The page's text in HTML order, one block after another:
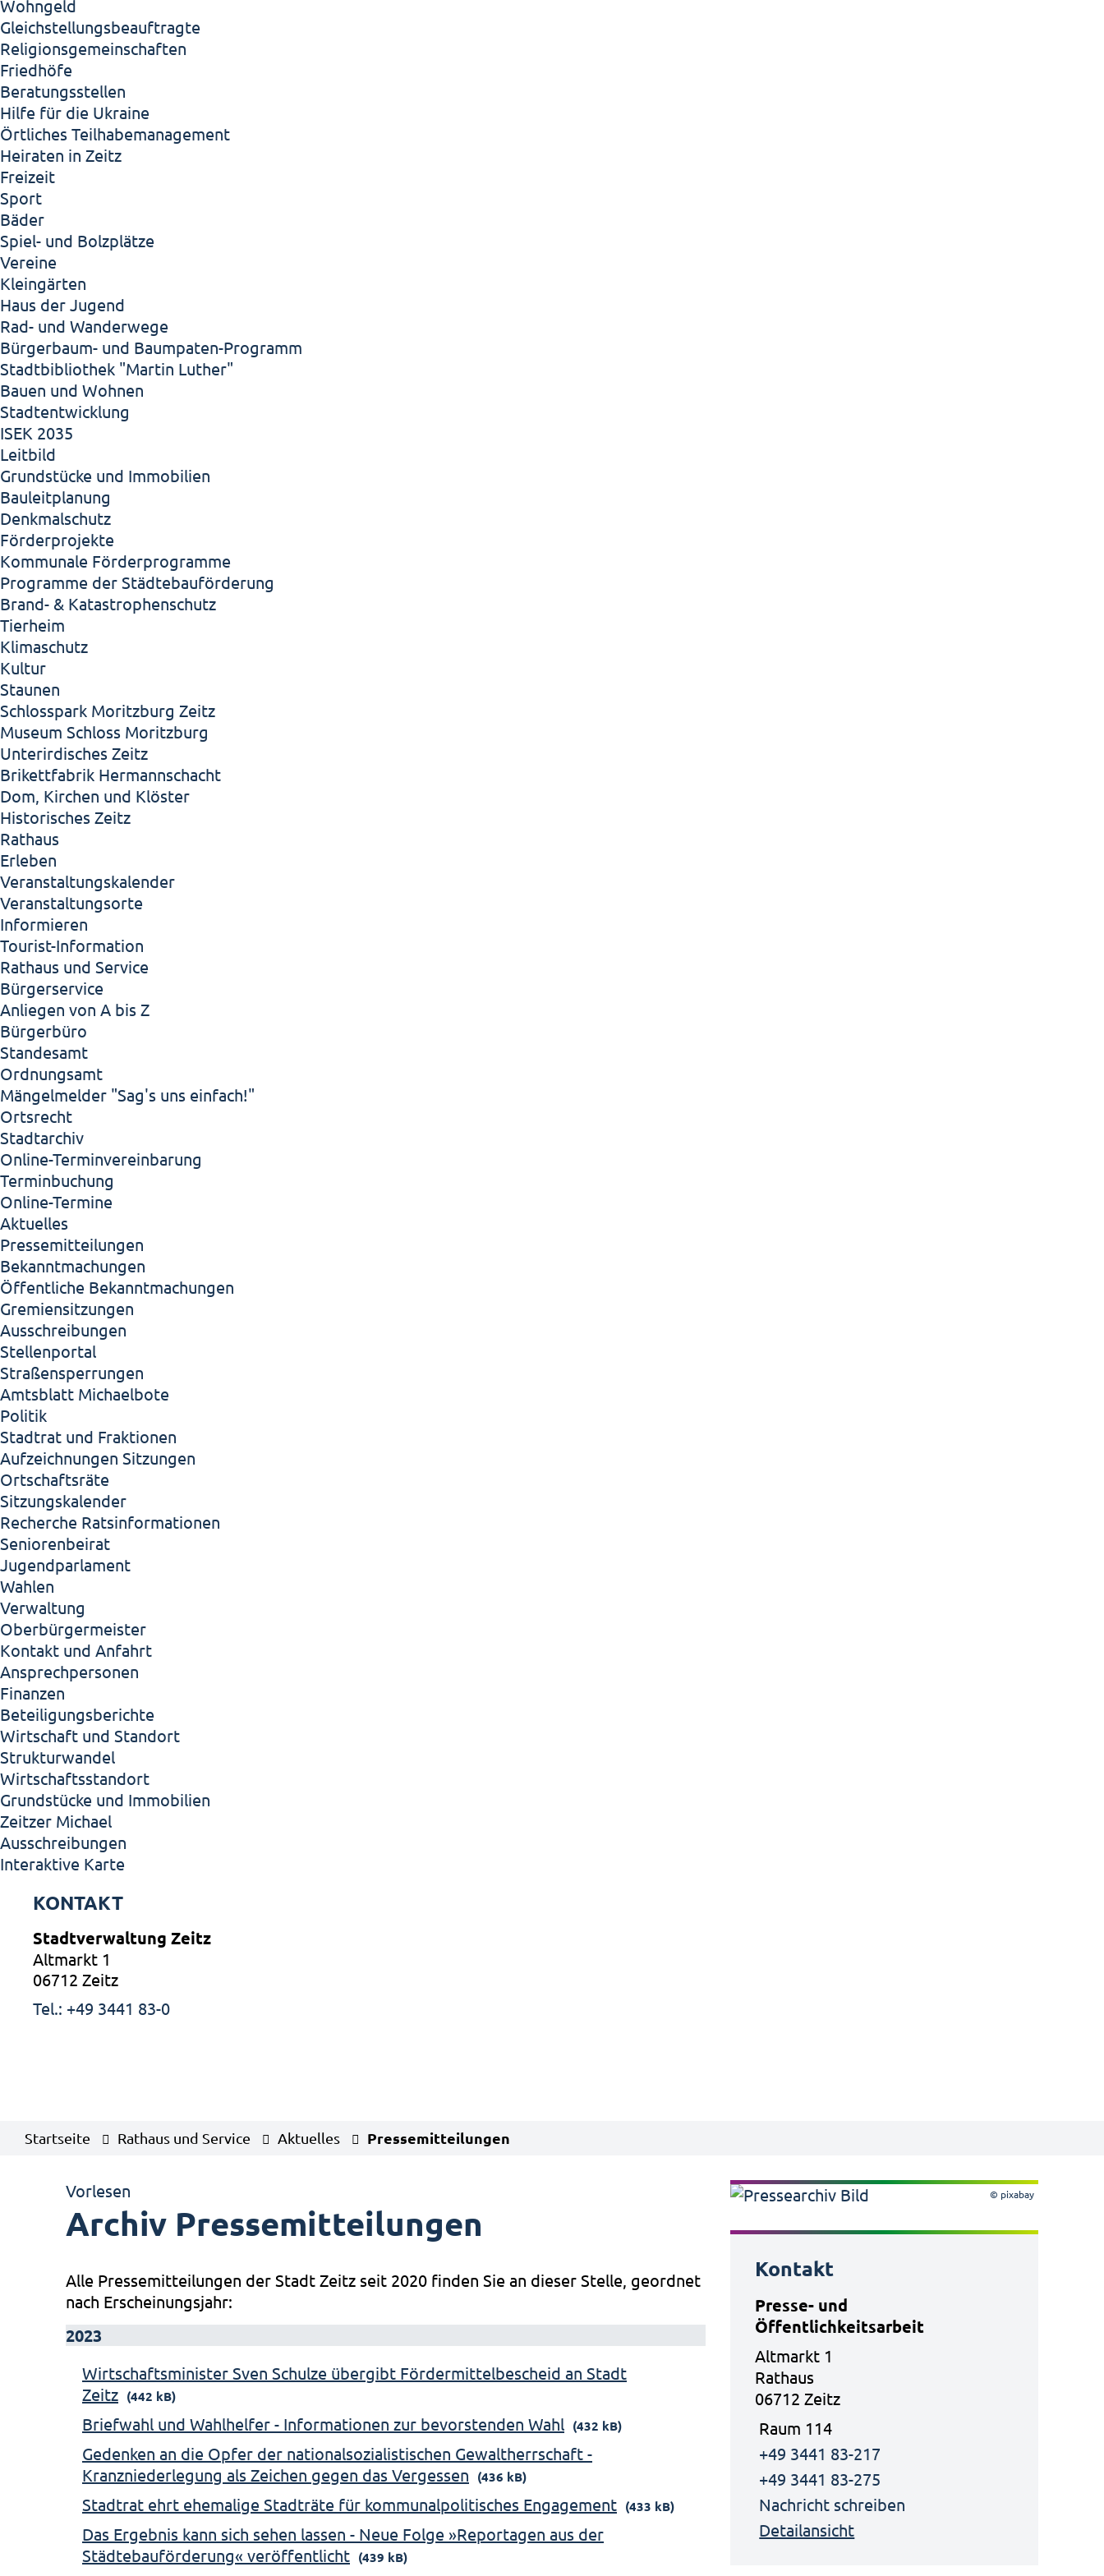
Wohngeld
Gleichstellungsbeauftragte
Religionsgemeinschaften
Friedhöfe
Beratungsstellen
Hilfe für die Ukraine
Örtliches Teilhabemanagement
Heiraten in Zeitz
Freizeit
Sport
Bäder
Spiel- und Bolzplätze
Vereine
Kleingärten
Haus der Jugend
Rad- und Wanderwege
Bürgerbaum- und Baumpaten-Programm
Stadtbibliothek "Martin Luther"
Bauen und Wohnen
Stadtentwicklung
ISEK 2035
Leitbild
Grundstücke und Immobilien
Bauleitplanung
Denkmalschutz
Förderprojekte
Kommunale Förderprogramme
Programme der Städtebauförderung
Brand- & Katastrophenschutz
Tierheim
Klimaschutz
Kultur
Staunen
Schlosspark Moritzburg Zeitz
Museum Schloss Moritzburg
Unterirdisches Zeitz
Brikettfabrik Hermannschacht
Dom, Kirchen und Klöster
Historisches Zeitz
Rathaus
Erleben
Veranstaltungskalender
Veranstaltungsorte
Informieren
Tourist-Information
Rathaus und Service
Bürgerservice
Anliegen von A bis Z
Bürgerbüro
Standesamt
Ordnungsamt
Mängelmelder "Sag's uns einfach!"
Ortsrecht
Stadtarchiv
Online-Terminvereinbarung
Terminbuchung
Online-Termine
Aktuelles
Pressemitteilungen
Bekanntmachungen
Öffentliche Bekanntmachungen
Gremiensitzungen
Ausschreibungen
Stellenportal
Straßensperrungen
Amtsblatt Michaelbote
Politik
Stadtrat und Fraktionen
Aufzeichnungen Sitzungen
Ortschaftsräte
Sitzungskalender
Recherche Ratsinformationen
Seniorenbeirat
Jugendparlament
Wahlen
Verwaltung
Oberbürgermeister
Kontakt und Anfahrt
Ansprechpersonen
Finanzen
Beteiligungsberichte
Wirtschaft und Standort
Strukturwandel
Wirtschaftsstandort
Grundstücke und Immobilien
Zeitzer Michael
Ausschreibungen
Interaktive Karte
KONTAKT
Stadtverwaltung Zeitz
Altmarkt 1
06712 Zeitz
Tel.: +49 3441 83-0
Startseite Rathaus und Service Aktuelles Pressemitteilungen
Vorlesen
Archiv Pressemitteilungen
Alle Pressemitteilungen der Stadt Zeitz seit 2020 finden Sie an dieser Stelle, geordnet
nach Erscheinungsjahr:
2023
Wirtschaftsminister Sven Schulze übergibt Fördermittelbescheid an Stadt
Zeitz (442 kB)
Briefwahl und Wahlhelfer - Informationen zur bevorstenden Wahl (432 kB)
Gedenken an die Opfer der nationalsozialistischen Gewaltherrschaft -
Kranzniederlegung als Zeichen gegen das Vergessen (436 kB)
Stadtrat ehrt ehemalige Stadträte für kommunalpolitisches Engagement (433 kB)
Das Ergebnis kann sich sehen lassen - Neue Folge »Reportagen aus der
Städtebauförderung« veröffentlicht (439 kB)
© pixabay
Kontakt
Presse- und
Öffentlichkeitsarbeit
Altmarkt 1
Rathaus
06712 Zeitz
Raum 114
+49 3441 83-217
+49 3441 83-275
Nachricht schreiben
Detailansicht